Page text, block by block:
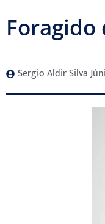
Foragido
Sergio Aldir Silva